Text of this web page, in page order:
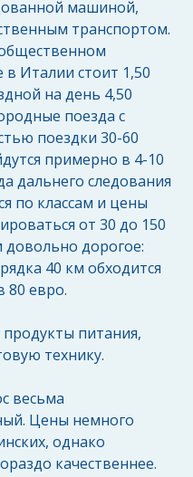
машиной,
транспортом.
в Италии стоит 1,50
на день 4,50
поезда с
поездки 30-60
примерно в 4-10
дальнего следования
по классам и цены
от 30 до 150
довольно дорогое:
40 км обходится
80 евро.
питания,
технику.
весьма
Цены немного
однако
качественнее.